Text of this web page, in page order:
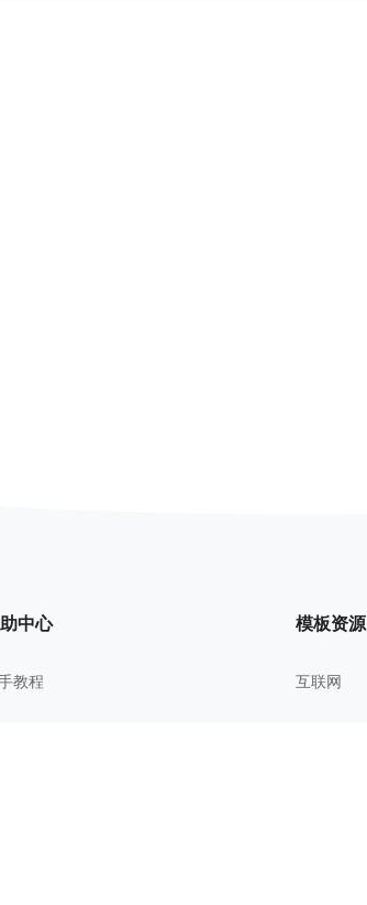
中心
教程
模板资源
互联网